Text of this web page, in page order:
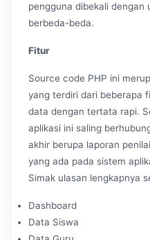
pengguna dibekali dengan
berbeda-beda.
Fitur
Source code PHP ini
yang terdiri dari beberapa
data dengan tertata rapi.
aplikasi ini saling
akhir berupa laporan
yang ada pada sistem
Simak ulasan lengkapnya
Dashboard
Data Siswa